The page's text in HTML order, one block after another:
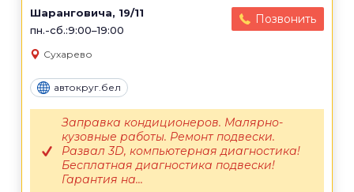
Шаранговича, 19/11
пн.-сб.:9:00–19:00
Позвонить
Сухарево
автокруг.бел
Заправка кондиционеров. Малярно-
кузовные работы. Ремонт подвески.
Развал 3D, компьютерная диагностика!
Бесплатная диагностика подвески!
Гарантия на...